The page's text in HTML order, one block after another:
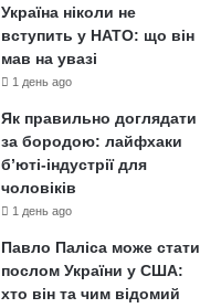
Україна ніколи не
вступить у НАТО: що він
мав на увазі
1 день ago
Як правильно доглядати
за бородою: лайфхаки
б’юті-індустрії для
чоловіків
1 день ago
Павло Паліса може стати
послом України у США:
хто він та чим відомий